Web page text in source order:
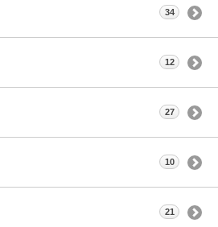
34
12
27
10
21